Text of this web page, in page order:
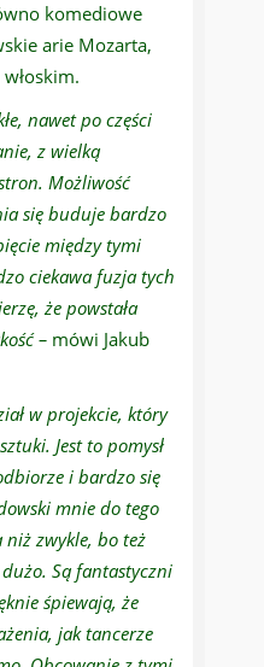
komediowe
arie Mozarta,
nawet po części
z wielką
Możliwość
się buduje bardzo
między tymi
ciekawa fuzja tych
że powstała
– mówi Jakub
w projekcie, który
Jest to pomysł
i bardzo się
mnie do tego
niż zwykle, bo też
Są fantastyczni
śpiewają, że
jak tancerze